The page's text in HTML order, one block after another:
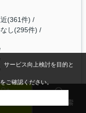
(361件)
し(295件)
物件検索
サービス向上検討を目的と
をご確認ください。